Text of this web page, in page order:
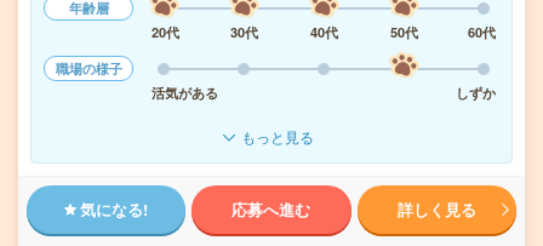
年齢層
20代
30代 40代 50代
60代
職場の様子
活気がある
しずか
もっと見る
気になる! 応募へ進む 詳しく見る